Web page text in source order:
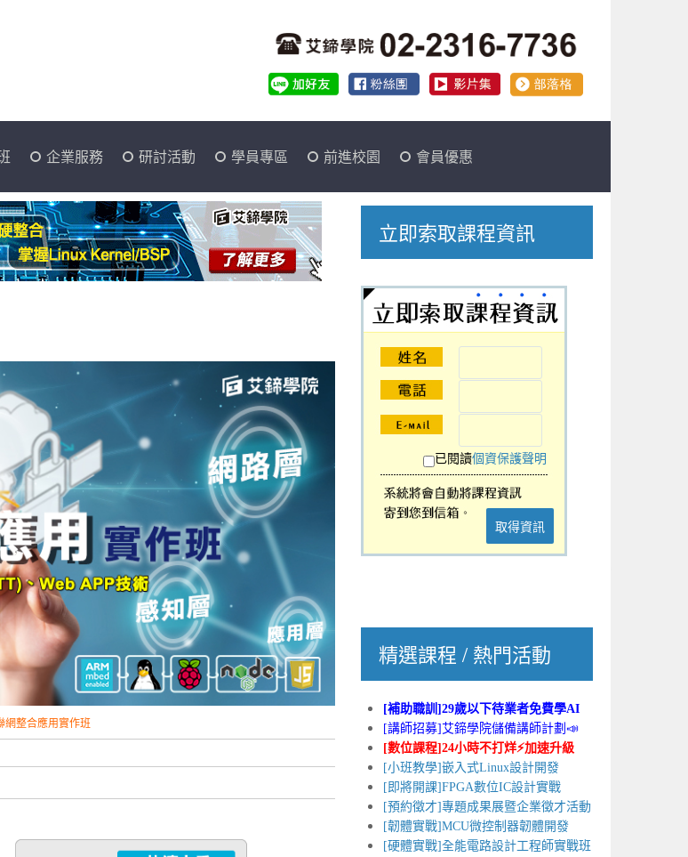
企業服務 研討活動 學員專區 前進校園 會員優惠
網整合應用實作班
立即索取課程資訊
已閱讀個資保護聲明
取得資訊
精選課程 / 熱門活動
[補助職訓]29歲以下待業者免費學AI
[講師招募]艾鍗學院儲備講師計劃📣
[數位課程]24小時不打烊⚡加速升級
[小班教學]嵌入式Linux設計開發
[即將開課]FPGA數位IC設計實戰
[預約徵才]專題成果展暨企業徵才活動
[韌體實戰]MCU微控制器韌體開發
[硬體實戰]全能電路設計工程師實戰班